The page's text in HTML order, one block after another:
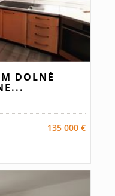
DOLNÉ
135 000 €